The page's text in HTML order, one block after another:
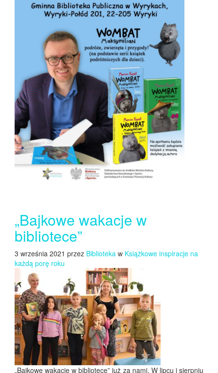
„Bajkowe wakacje w
bibliotece”
3 września 2021 przez Biblioteka w Książkowe inspiracje na
każdą porę roku
„Bajkowe wakacje w bibliotece” już za nami. W lipcu i sierpniu